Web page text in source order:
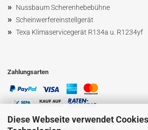
Diese Webseite verwendet
» NussbaumScherenhebebühne
» Scheinwerfereinstellgerät
» Texa Klimaservicegerät R134a u. R1234yf
Zahlungsarten